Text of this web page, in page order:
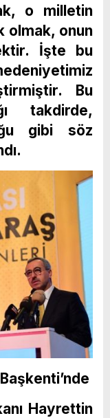
o milletin
olmak, onun
İşte bu
Bu
takdirde,
gibi söz
Hayrettin